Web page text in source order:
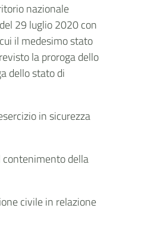
nazionale
29 luglio 2020 con
il medesimo stato
la proroga dello
dello stato di
in sicurezza
contenimento della
civile in relazione